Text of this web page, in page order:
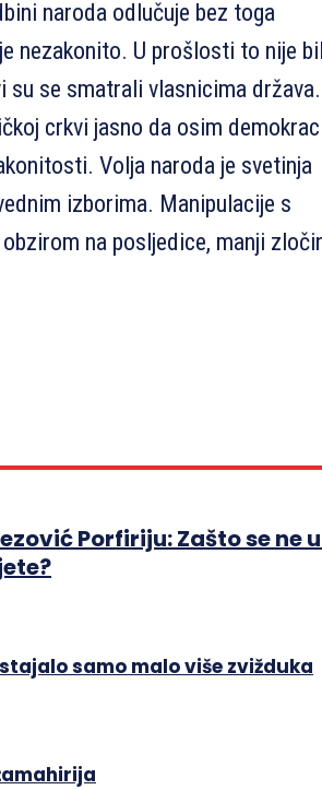
naroda odlučuje bez toga
nezakonito. U prošlosti to nije
su se smatrali vlasnicima država.
crkvi jasno da osim
Volja naroda je svetinja
izborima. Manipulacije s
na posljedice, manji
Porfiriju: Zašto se ne
samo malo više zvižduka